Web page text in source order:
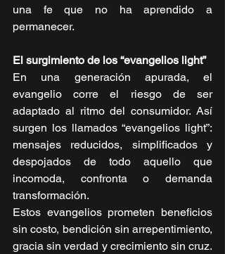
una fe que no ha aprendido a
permanecer.
El surgimiento de los “evangelios light”
En una generación apurada, el
evangelio corre el riesgo de ser
adaptado al ritmo del consumidor. Así
surgen los llamados “evangelios light”:
mensajes reducidos, simplificados y
despojados de todo aquello que
incomoda, confronta o demanda
transformación.
Estos evangelios prometen beneficios
sin costo, bendición sin arrepentimiento,
gracia sin verdad y crecimiento sin cruz.